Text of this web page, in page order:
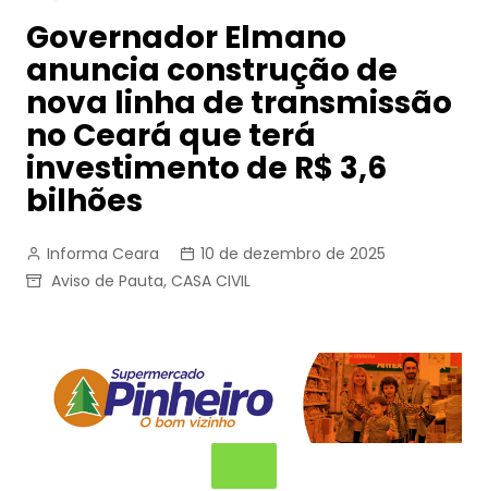
Governador Elmano
anuncia construção de
nova linha de transmissão
no Ceará que terá
investimento de R$ 3,6
bilhões
Informa Ceara
10 de dezembro de 2025
Aviso de Pauta, CASA CIVIL